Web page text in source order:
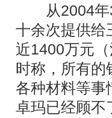
从2004年3
十余次提供给
近1400万元
时称，所有
各种材料等事
卓玛已经顾不